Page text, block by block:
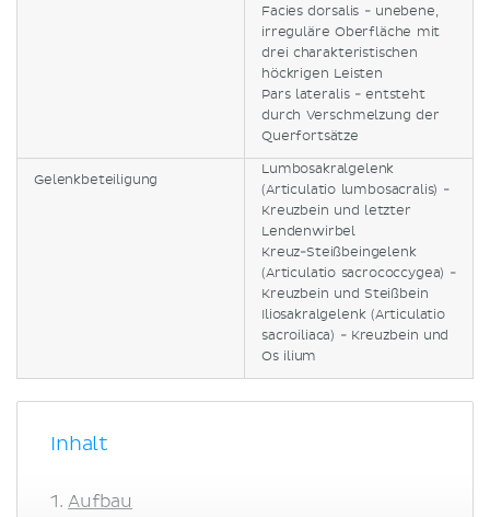
Facies dorsalis - unebene,
irreguläre Oberfläche mit
drei charakteristischen
höckrigen Leisten
Pars lateralis - entsteht
durch Verschmelzung der
Querfortsätze
Gelenkbeteiligung
Lumbosakralgelenk
(Articulatio lumbosacralis) -
Kreuzbein und letzter
Lendenwirbel
Kreuz-Steißbeingelenk
(Articulatio sacrococcygea) -
Kreuzbein und Steißbein
Iliosakralgelenk (Articulatio
sacroiliaca) - Kreuzbein und
Os ilium
Inhalt
Aufbau